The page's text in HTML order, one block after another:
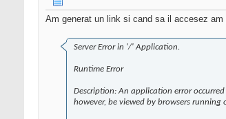
Am generat un link si cand sa il accesez am
Server Error in '/' Application.
Runtime Error
Description: An application error
however, be viewed by browsers running